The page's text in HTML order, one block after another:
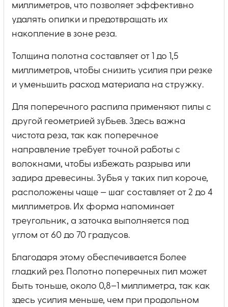
миллиметров, что позволяет эффективно
удалять опилки и предотвращать их
накопление в зоне реза.
Толщина полотна составляет от 1 до 1,5
миллиметров, чтобы снизить усилия при резке
и уменьшить расход материала на стружку.
Для поперечного распила применяют пилы с
другой геометрией зубьев. Здесь важна
чистота реза, так как поперечное
направление требует точной работы с
волокнами, чтобы избежать разрыва или
задира древесины. Зубья у таких пил короче,
расположены чаще — шаг составляет от 2 до 4
миллиметров. Их форма напоминает
треугольник, а заточка выполняется под
углом от 60 до 70 градусов.
Благодаря этому обеспечивается более
гладкий рез. Полотно поперечных пил может
быть тоньше, около 0,8–1 миллиметра, так как
здесь усилия меньше, чем при продольном